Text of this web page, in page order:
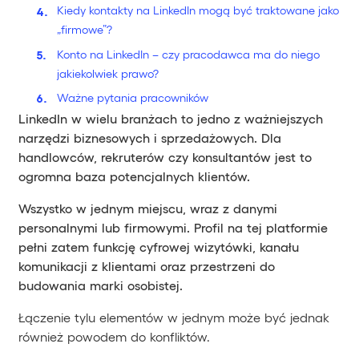
Kiedy kontakty na LinkedIn mogą być traktowane jako
„firmowe”?
Konto na LinkedIn – czy pracodawca ma do niego
jakiekolwiek prawo?
Ważne pytania pracowników
LinkedIn w wielu branżach to jedno z ważniejszych
narzędzi biznesowych i sprzedażowych. Dla
handlowców, rekruterów czy konsultantów jest to
ogromna baza potencjalnych klientów.
Wszystko w jednym miejscu, wraz z danymi
personalnymi lub firmowymi. Profil na tej platformie
pełni zatem funkcję cyfrowej wizytówki, kanału
komunikacji z klientami oraz przestrzeni do
budowania marki osobistej.
Łączenie tylu elementów w jednym może być jednak
również powodem do konfliktów.